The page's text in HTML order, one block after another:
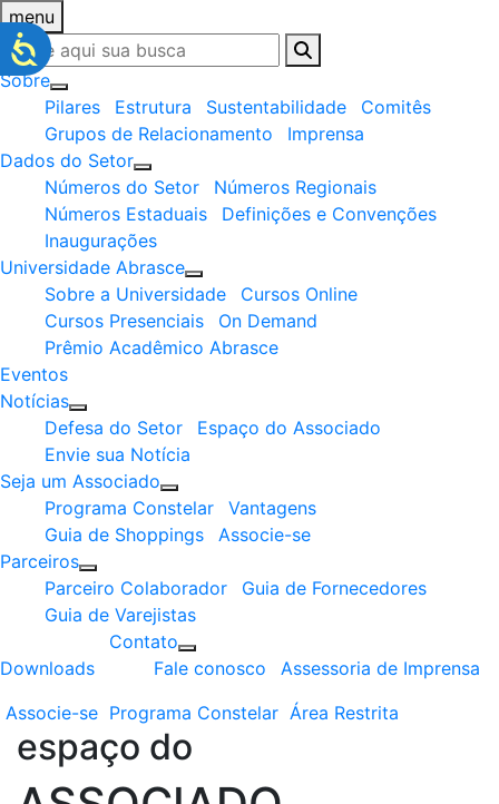
menu
Sobre
Pilares
Estrutura Sustentabilidade
Comitês
Grupos de Relacionamento
Imprensa
Dados do Setor
Números do Setor
Números Regionais
Números Estaduais
Definições e Convenções
Inaugurações
Universidade Abrasce
Sobre a Universidade
Cursos Online
Cursos Presenciais
On Demand
Prêmio Acadêmico Abrasce
Eventos
Notícias
Defesa do Setor
Espaço do Associado
Envie sua Notícia
Seja um Associado
Programa Constelar
Vantagens
Guia de Shoppings
Associe-se
Parceiros
Parceiro Colaborador
Guia de Fornecedores
Guia de Varejistas
Downloads
Contato
Fale conosco
Assessoria de Imprensa
Associe-se Programa Constelar Área Restrita
espaço do